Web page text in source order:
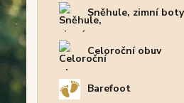
Sněhule, zimní boty
Celoroční obuv
Barefoot